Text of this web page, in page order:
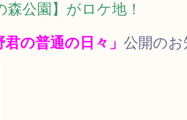
森公園】がロケ地！
君の普通の日々」 公開のお